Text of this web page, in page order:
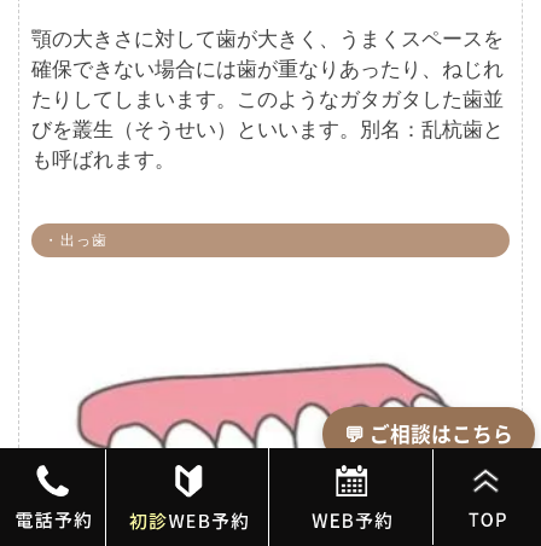
顎の大きさに対して歯が大きく、うまくスペースを
確保できない場合には歯が重なりあったり、ねじれ
たりしてしまいます。このようなガタガタした歯並
びを叢生（そうせい）といいます。別名：乱杭歯と
も呼ばれます。
・出っ歯
💬 ご相談はこちら